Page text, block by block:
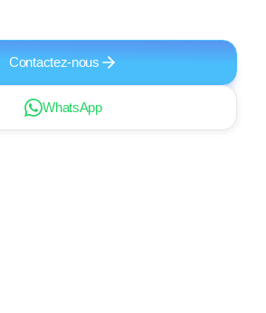
Contactez-nous
WhatsApp